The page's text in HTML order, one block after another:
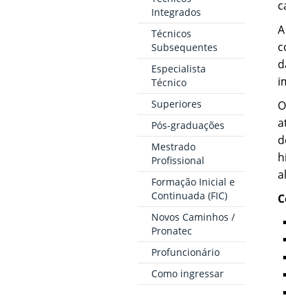
Integrados
Técnicos
Subsequentes
Especialista
Técnico
Superiores
Pós-graduações
Mestrado
Profissional
Formação Inicial e
Continuada (FIC)
Novos Caminhos /
Pronatec
Profuncionário
Como ingressar